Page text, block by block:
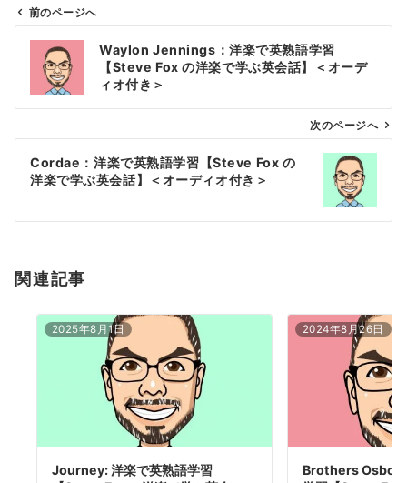
ン
前のページへ
Waylon Jennings：洋楽で英熟語学習
【Steve Fox の洋楽で学ぶ英会話】＜オーデ
ィオ付き＞
次のページへ
Cordae：洋楽で英熟語学習【Steve Fox の
洋楽で学ぶ英会話】＜オーディオ付き＞
関連記事
2025年8月1日
Journey: 洋楽で英熟語学習
2024年8月26日
Brothers